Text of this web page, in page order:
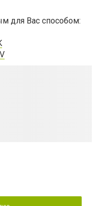
для Вас способом: